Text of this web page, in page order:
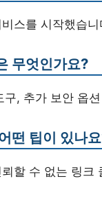
스를 시작했습니
무엇인가요?
, 추가 보안 옵
떤 팁이 있나
할 수 없는 링크